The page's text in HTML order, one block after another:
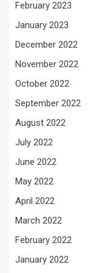
February 2023
January 2023
December 2022
November 2022
October 2022
September 2022
August 2022
July 2022
June 2022
May 2022
April 2022
March 2022
February 2022
January 2022